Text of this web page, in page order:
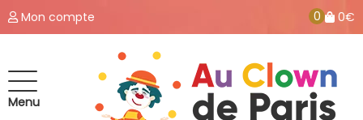
Mon compte 0 0€
Menu